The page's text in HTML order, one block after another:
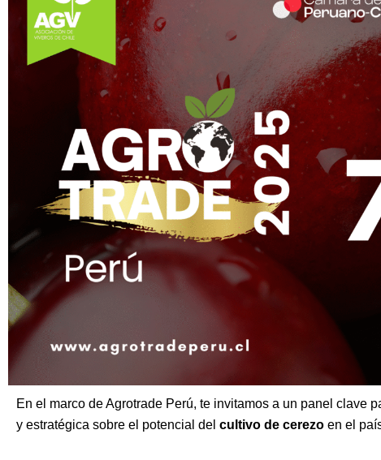
En el marco de Agrotrade Perú, te invitamos a un panel clave
y estratégica sobre el potencial del cultivo de cerezo en el